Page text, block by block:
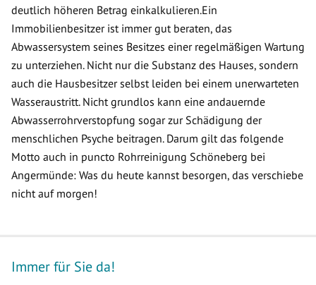
deutlich höheren Betrag einkalkulieren.Ein
Immobilienbesitzer ist immer gut beraten, das
Abwassersystem seines Besitzes einer regelmäßigen Wartung
zu unterziehen. Nicht nur die Substanz des Hauses, sondern
auch die Hausbesitzer selbst leiden bei einem unerwarteten
Wasseraustritt. Nicht grundlos kann eine andauernde
Abwasserrohrverstopfung sogar zur Schädigung der
menschlichen Psyche beitragen. Darum gilt das folgende
Motto auch in puncto Rohrreinigung Schöneberg bei
Angermünde: Was du heute kannst besorgen, das verschiebe
nicht auf morgen!
Immer für Sie da!